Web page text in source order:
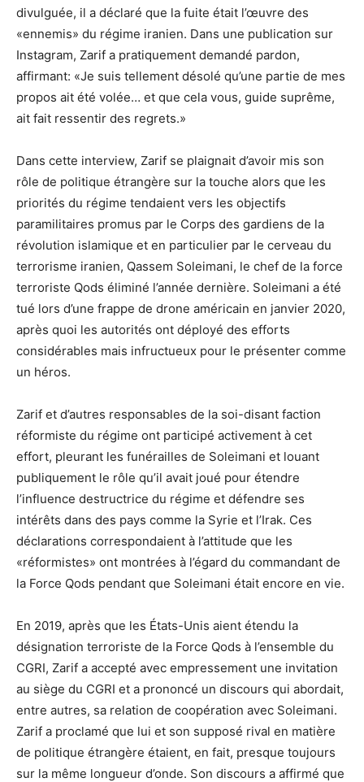
divulguée, il a déclaré que la fuite était l’œuvre des
«ennemis» du régime iranien. Dans une publication sur
Instagram, Zarif a pratiquement demandé pardon,
affirmant: «Je suis tellement désolé qu’une partie de mes
propos ait été volée… et que cela vous, guide suprême,
ait fait ressentir des regrets.»
Dans cette interview, Zarif se plaignait d’avoir mis son
rôle de politique étrangère sur la touche alors que les
priorités du régime tendaient vers les objectifs
paramilitaires promus par le Corps des gardiens de la
révolution islamique et en particulier par le cerveau du
terrorisme iranien, Qassem Soleimani, le chef de la force
terroriste Qods éliminé l’année dernière. Soleimani a été
tué lors d’une frappe de drone américain en janvier 2020,
après quoi les autorités ont déployé des efforts
considérables mais infructueux pour le présenter comme
un héros.
Zarif et d’autres responsables de la soi-disant faction
réformiste du régime ont participé activement à cet
effort, pleurant les funérailles de Soleimani et louant
publiquement le rôle qu’il avait joué pour étendre
l’influence destructrice du régime et défendre ses
intérêts dans des pays comme la Syrie et l’Irak. Ces
déclarations correspondaient à l’attitude que les
«réformistes» ont montrées à l’égard du commandant de
la Force Qods pendant que Soleimani était encore en vie.
En 2019, après que les États-Unis aient étendu la
désignation terroriste de la Force Qods à l’ensemble du
CGRI, Zarif a accepté avec empressement une invitation
au siège du CGRI et a prononcé un discours qui abordait,
entre autres, sa relation de coopération avec Soleimani.
Zarif a proclamé que lui et son supposé rival en matière
de politique étrangère étaient, en fait, presque toujours
sur la même longueur d’onde. Son discours a affirmé que